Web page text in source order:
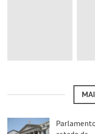
O arquiteto
estilo neoclássico
inaugurado em